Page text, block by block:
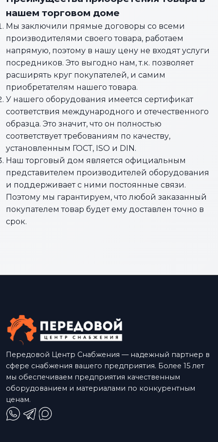
нашем торговом доме
Мы заключили прямые договоры со всеми
производителями своего товара, работаем
напрямую, поэтому в нашу цену не входят услуги
посредников. Это выгодно нам, т.к. позволяет
расширять круг покупателей, и самим
приобретателям нашего товара.
У нашего оборудования имеется сертификат
соответствия международного и отечественного
образца. Это значит, что он полностью
соответствует требованиям по качеству,
установленным ГОСТ, ISO и DIN.
Наш торговый дом является официальным
представителем производителей оборудования
и поддерживает с ними постоянные связи.
Поэтому мы гарантируем, что любой заказанный
покупателем товар будет ему доставлен точно в
срок.
Передовой Центр Снабжения — надежный партнер в
сфере снабжения вашего предприятия. Более 15 лет
мы обеспечиваем предприятия качественным
оборудованием и материалами по конкурентным
ценам.